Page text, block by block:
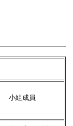
小組成員